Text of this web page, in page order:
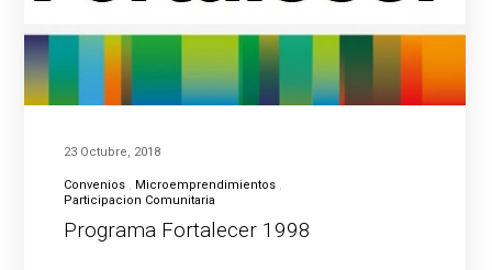
23 Octubre, 2018
Convenios
Microemprendimientos
Participacion Comunitaria
Programa Fortalecer 1998